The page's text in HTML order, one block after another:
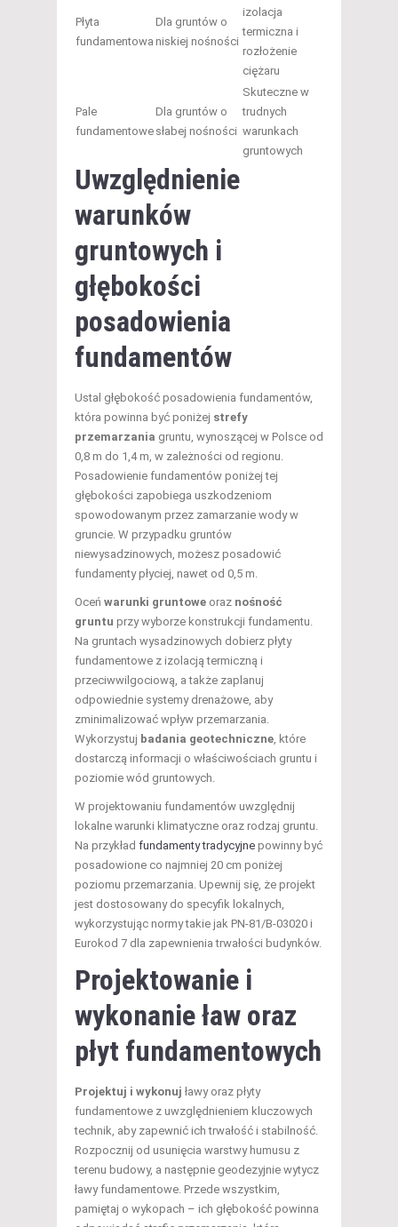
Płyta
fundamentowa
Dla gruntów o
niskiej nośności
izolacja
termiczna i
rozłożenie
ciężaru
Pale
fundamentowe
Dla gruntów o
słabej nośności
Skuteczne w
trudnych
warunkach
gruntowych
Uwzględnienie
warunków
gruntowych i
głębokości
posadowienia
fundamentów
Ustal głębokość posadowienia fundamentów,
która powinna być poniżej strefy
przemarzania gruntu, wynoszącej w Polsce od
0,8 m do 1,4 m, w zależności od regionu.
Posadowienie fundamentów poniżej tej
głębokości zapobiega uszkodzeniom
spowodowanym przez zamarzanie wody w
gruncie. W przypadku gruntów
niewysadzinowych, możesz posadowić
fundamenty płyciej, nawet od 0,5 m.
Oceń warunki gruntowe oraz nośność
gruntu przy wyborze konstrukcji fundamentu.
Na gruntach wysadzinowych dobierz płyty
fundamentowe z izolacją termiczną i
przeciwwilgociową, a także zaplanuj
odpowiednie systemy drenażowe, aby
zminimalizować wpływ przemarzania.
Wykorzystuj badania geotechniczne , które
dostarczą informacji o właściwościach gruntu i
poziomie wód gruntowych.
W projektowaniu fundamentów uwzględnij
lokalne warunki klimatyczne oraz rodzaj gruntu.
Na przykład fundamenty tradycyjne powinny być
posadowione co najmniej 20 cm poniżej
poziomu przemarzania. Upewnij się, że projekt
jest dostosowany do specyfik lokalnych,
wykorzystując normy takie jak PN-81/B-03020 i
Eurokod 7 dla zapewnienia trwałości budynków.
Projektowanie i
wykonanie ław oraz
płyt fundamentowych
Projektuj i wykonuj ławy oraz płyty
fundamentowe z uwzględnieniem kluczowych
technik, aby zapewnić ich trwałość i stabilność.
Rozpocznij od usunięcia warstwy humusu z
terenu budowy, a następnie geodezyjnie wytycz
ławy fundamentowe. Przede wszystkim,
pamiętaj o wykopach – ich głębokość powinna